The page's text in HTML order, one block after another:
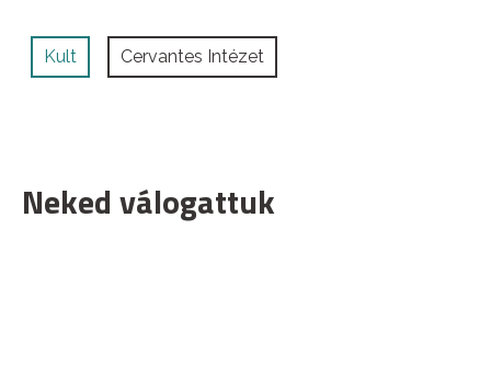
Kult Cervantes Intézet
Neked válogattuk